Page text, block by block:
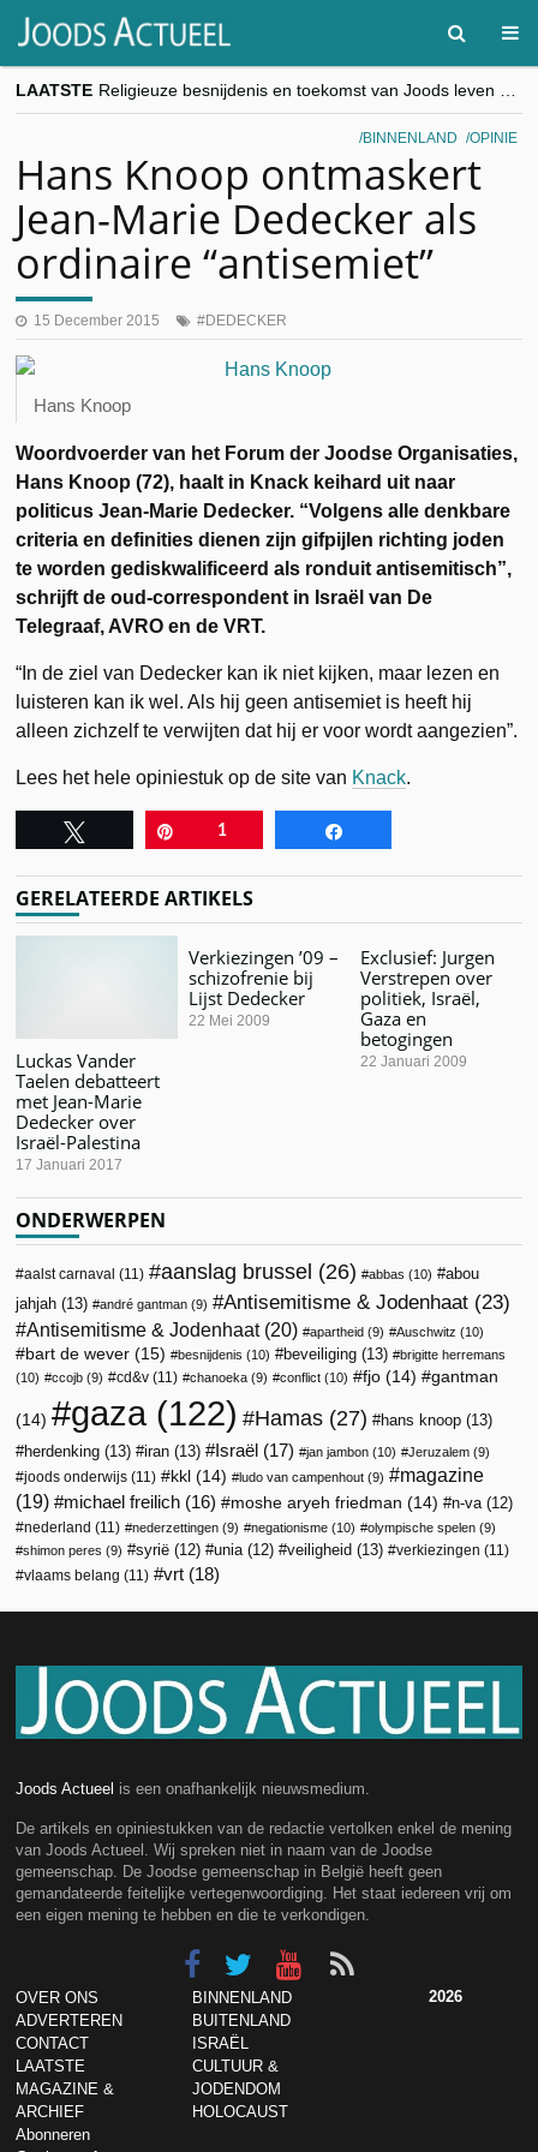
LAATSTE
“Besnijdenisdebat toont hoe moeilijk seculiere Westen minderheden begrijpt”, Jinnih Beels (Vooruit)
CITYTRIP | ROEMENIË – Boekarest: de verrassing van Oost-Europa
BINNENLAND OPINIE
Hans Knoop ontmaskert
Jean-Marie Dedecker als
ordinaire “antisemiet”
15 December 2015 DEDECKER
Hans Knoop
Woordvoerder van het Forum der Joodse Organisaties,
Hans Knoop (72), haalt in Knack keihard uit naar
politicus Jean-Marie Dedecker. “Volgens alle denkbare
criteria en definities dienen zijn gifpijlen richting joden
te worden gediskwalificeerd als ronduit antisemitisch”,
schrijft de oud-correspondent in Israël van De
Telegraaf, AVRO en de VRT.
“In de ziel van Dedecker kan ik niet kijken, maar lezen en
luisteren kan ik wel. Als hij geen antisemiet is heeft hij
alleen zichzelf te verwijten dat hij er voor wordt aangezien”.
Lees het hele opiniestuk op de site van Knack.
1
GERELATEERDE ARTIKELS
Luckas Vander
Taelen debatteert
met Jean-Marie
Dedecker over
Israël-Palestina
17 Januari 2017
Verkiezingen ’09 –
schizofrenie bij
Lijst Dedecker
22 Mei 2009
Exclusief: Jurgen
Verstrepen over
politiek, Israël,
Gaza en
betogingen
22 Januari 2009
ONDERWERPEN
aalst carnaval (11) aanslag brussel (26) abbas (10)
abou
jahjah (13) andré gantman (9) Antisemitisme & Jodenhaat (23)
Antisemitisme & Jodenhaat(20) apartheid (9) Auschwitz (10)
bart de wever (15) besnijdenis (10) beveiliging (13)
brigitte herremans
(10)
ccojb (9) cd&v (11) chanoeka (9) conflict (10) fjo (14) gantman
(14) gaza(122) Hamas (27) hans knoop (13)
herdenking (13) iran (13) Israël (17) jan jambon (10) Jeruzalem (9)
joods onderwijs (11) kkl (14) ludo van campenhout (9)
magazine
(19)
michael freilich (16) moshe aryeh friedman (14) n-va (12)
nederland (11) nederzettingen (9) negationisme (10) olympische spelen (9)
shimon peres (9) syrië (12) unia (12) veiligheid (13) verkiezingen (11)
vlaams belang (11) vrt (18)
Joods Actueel is een onafhankelijk nieuwsmedium.
De artikels en opiniestukken van de redactie vertolken enkel de mening
van Joods Actueel. Wij spreken niet in naam van de Joodse
gemeenschap. De Joodse gemeenschap in België heeft geen
gemandateerde feitelijke vertegenwoordiging. Het staat iedereen vrij om
een eigen mening te hebben en die te verkondigen.
OVER ONS
ADVERTEREN
CONTACT
LAATSTE
MAGAZINE &
ARCHIEF
Abonneren
BINNENLAND
BUITENLAND
ISRAËL
CULTUUR &
JODENDOM
HOLOCAUST
2026